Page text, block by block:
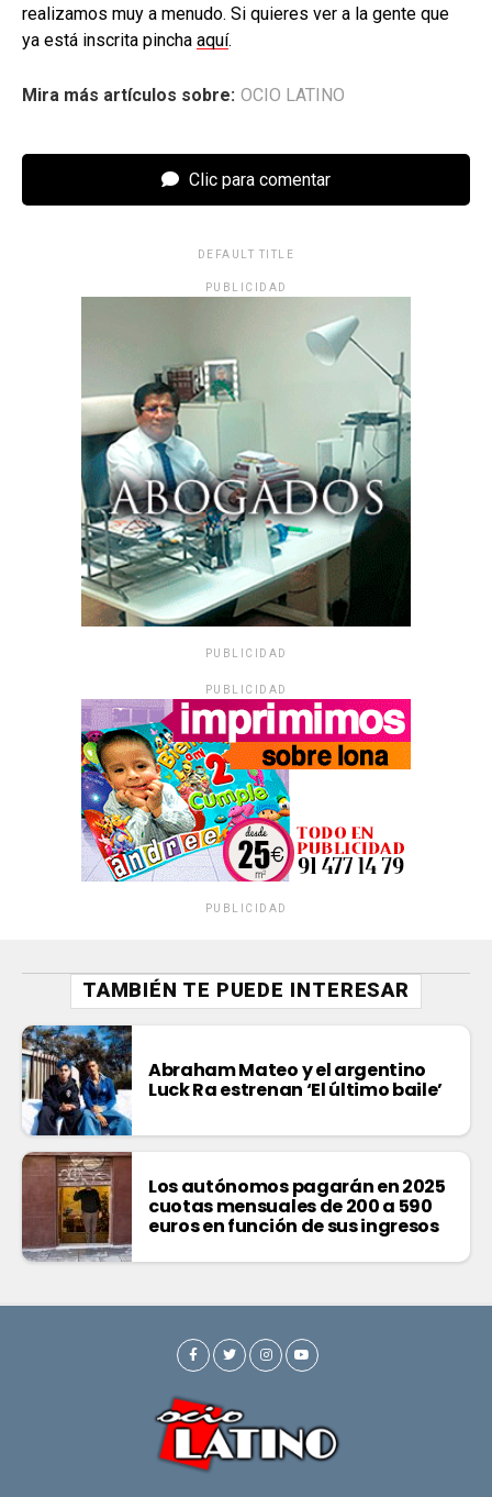
realizamos muy a menudo. Si quieres ver a la gente que
ya está inscrita pincha aquí.
Mira más artículos sobre: OCIO LATINO
Clic para comentar
DEFAULT TITLE
PUBLICIDAD
PUBLICIDAD
PUBLICIDAD
PUBLICIDAD
TAMBIÉN TE PUEDE INTERESAR
Abraham Mateo y el argentino
Luck Ra estrenan ‘El último baile’
Los autónomos pagarán en 2025
cuotas mensuales de 200 a 590
euros en función de sus ingresos